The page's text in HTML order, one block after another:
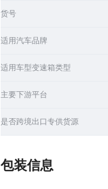
货号
适用汽车品牌
适用车型变速箱类型
主要下游平台
是否跨境出口专供货源
包装信息